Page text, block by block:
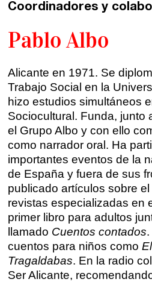
Sevilla
Valencia
Alicante
Murcia
Málaga
Bilbao
Vitoria
Talleres por
Talleres online
Intensivos de verano ≻
Recreativa 26
El taller de escritura
Cursos
Curso integral de narrativa
Máster de creación
Coordinadores y
Pablo Albo
Alicante en 1971. Se
Trabajo Social en la
hizo estudios simultáneos
Sociocultural. Funda, junto
el Grupo Albo y con ello
como narrador oral. Ha
importantes eventos de la
de España y fuera de sus
publicado artículos sobre
revistas especializadas en
primer libro para adultos
llamado Cuentos contados
cuentos para niños como
Tragaldabas. En la radio
Ser Alicante,